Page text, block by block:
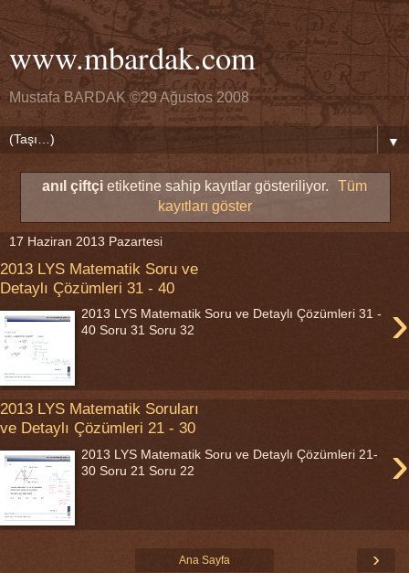
www.mbardak.com
Mustafa BARDAK ©29 Ağustos 2008
▼
anıl çiftçietiketine sahip kayıtlar gösteriliyor.
Tüm
kayıtları göster
17 Haziran 2013 Pazartesi
2013 LYS Matematik Soru ve
Detaylı Çözümleri 31 - 40
›
2013 LYS Matematik Soru ve Detaylı Çözümleri 31 -
40 Soru 31 Soru 32
2013 LYS Matematik Soruları
ve Detaylı Çözümleri 21 - 30
›
2013 LYS Matematik Soru ve Detaylı Çözümleri 21-
30 Soru 21 Soru 22
›
Ana Sayfa